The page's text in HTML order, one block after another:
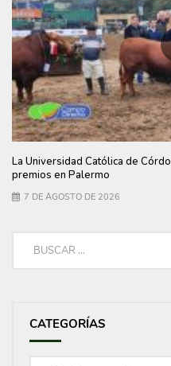
La Universidad Católica de
premios en Palermo
7 DE AGOSTO DE 2026
CATEGORÍAS